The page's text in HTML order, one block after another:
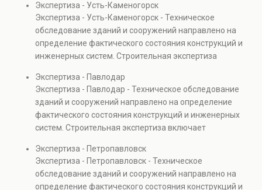
элементов и оценку эксплуатационной безопасности.
Услуга востребована при покупке недвижимости,
капитальном ремонте и реконструкции объектов, а
также при судебных разбирательствах и технических
проверках.
Экспертиза - Усть-Каменогорск
Экспертиза - Усть-Каменогорск - Техническое
обследование зданий и сооружений направлено на
определение фактического состояния конструкций и
инженерных систем. Строительная экспертиза
прочности элементов и оценку эксплуатационной
безопасности. Услуга востребована при покупке
недвижимости, капитальном ремонте и реконструкции
объектов, а также при судебных разбирательствах и
технических проверках.
Экспертиза - Павлодар
Экспертиза - Павлодар - Техническое обследование
зданий и сооружений направлено на определение
фактического состояния конструкций и инженерных
систем. Строительная экспертиза включает
элементов и оценку эксплуатационной безопасности.
Услуга востребована при покупке недвижимости,
капитальном ремонте и реконструкции объектов, а
Экспертиза - Петропавловск
Экспертиза - Петропавловск - Техническое
обследование зданий и сооружений направлено на
определение фактического состояния конструкций и